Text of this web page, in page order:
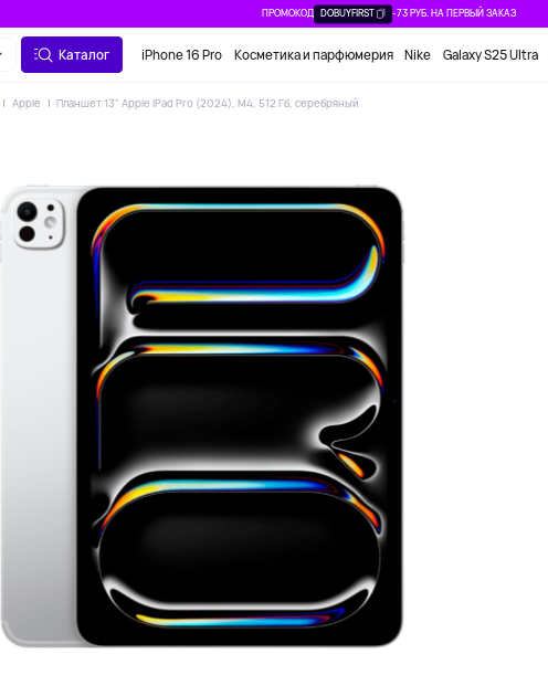
ПРОМОКОД DOBUYFIRST -73 РУБ. НА ПЕРВЫЙ ЗАКАЗ
Каталог iPhone 16 Pro Косметика и парфюмерия Nike Galaxy S25 Ultra
Apple Планшет 13" Apple iPad Pro (2024), M4, 512 Гб, серебряный